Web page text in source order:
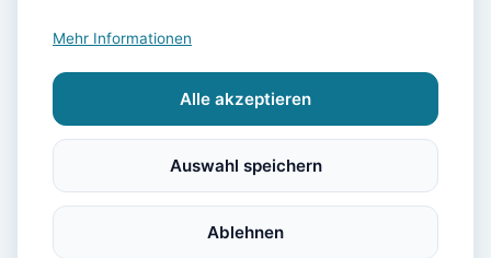
"Haus Göken" Emken - Ferienwohnung 2 -
15178
"Kolks Huus, Seglerweg" - Ferienwohnung
"Störmhuus" Rodenbäck, Silke - Wohnung
Mehr Informationen
Alle akzeptieren
Auswahl speichern
Ablehnen